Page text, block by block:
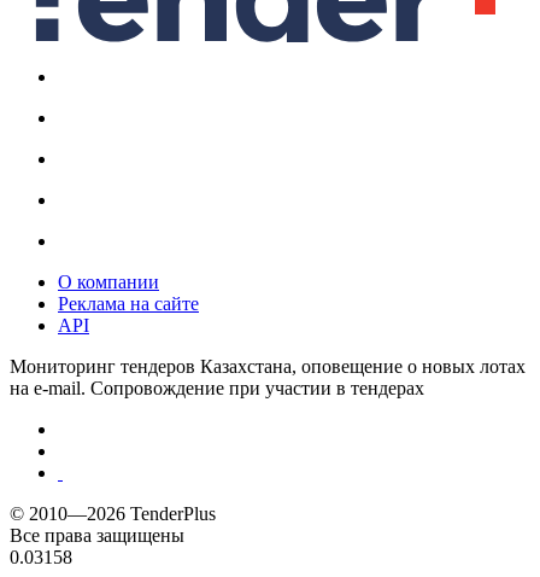
О компании
Реклама на сайте
API
Мониторинг тендеров Казахстана, оповещение о новых лотах
на e-mail. Сопровождение при участии в тендерах
© 2010—2026 TenderPlus
Все права защищены
0.03158